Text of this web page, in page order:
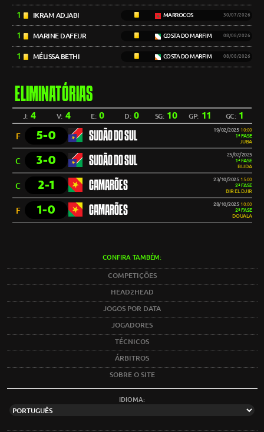
1 IKRAM ADJABI MARROCOS 30/07/2026
1 MARINE DAFEUR COSTA DO MARFIM 08/08/2026
1 MÉLISSA BETHI COSTA DO MARFIM 08/08/2026
ELIMINATÓRIAS
J: 4 V: 4 E:0 D:0 SG: 10 GP: 11 GC: 1
F 5-0 SUDÃO DO SUL 19/02/2025 10:00
1ª FASE
JUBA
C 3-0 SUDÃO DO SUL
25/02/2025
1ª FASE
BLIDA
C 2-1 CAMARÕES 23/10/2025 15:00
2ª FASE
BIR EL DJIR
F 1-0 CAMARÕES 28/10/2025 10:00
2ª FASE
DOUALA
CONFIRA TAMBÉM:
COMPETIÇÕES
HEAD2HEAD
JOGOS POR DATA
JOGADORES
TÉCNICOS
ÁRBITROS
SOBRE O SITE
IDIOMA: